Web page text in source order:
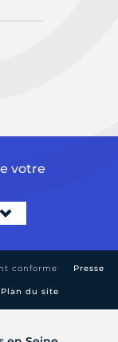
votre
conforme Presse
Plan du site